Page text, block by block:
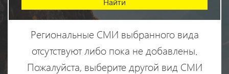
Региональные СМИ выбранного вида
отсутствуют либо пока не добавлены.
Пожалуйста, выберите другой вид СМИ